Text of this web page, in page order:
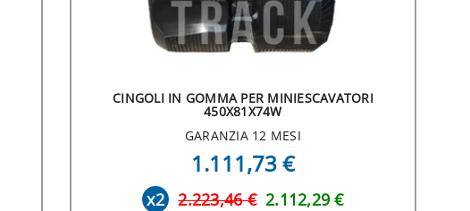
CINGOLI IN GOMMA PER MINIESCAVATORI
450X81X74W
GARANZIA 12 MESI
1.111,73 €
x2 2.223,46 € 2.112,29 €